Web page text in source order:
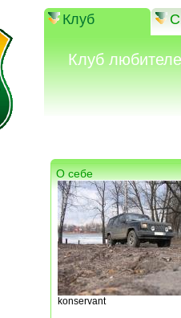
Клуб
Клуб
О себе
konservant